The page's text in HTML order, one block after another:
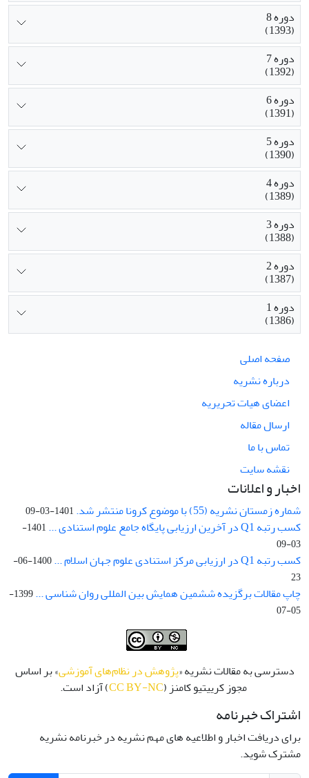
دوره 8
(1393)
دوره 7
(1392)
دوره 6
(1391)
دوره 5
(1390)
دوره 4
(1389)
دوره 3
(1388)
دوره 2
(1387)
دوره 1
(1386)
صفحه اصلی
درباره نشریه
اعضای هیات تحریریه
ارسال مقاله
تماس با ما
نقشه سایت
اخبار و اعلانات
شماره زمستان نشریه (55) با موضوع کرونا منتشر شد. 1401-03-09
کسب رتبه Q1 در آخرین ارزیابی پایگاه جامع علوم استنادی ...
1401-
03-09
کسب رتبه Q1 در ارزیابی مرکز استنادی علوم جهان اسلام ...
1400-06-
23
چاپ مقالات برگزیده ششمین همایش بین المللی روان شناسی ...
1399-
05-07
دسترسی به مقالات نشریه «پژوهش در نظام‌های آموزشی» بر اساس
مجوز کرییتیو کامنز (CC BY-NC) آزاد است.
اشتراک خبرنامه
برای دریافت اخبار و اطلاعیه های مهم نشریه در خبرنامه نشریه
مشترک شوید.